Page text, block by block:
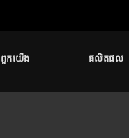
កយើង ផលិតផល